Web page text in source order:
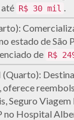
R$ 30 mil .
estado de São
de R$
oferece
Seguro
no Hospital